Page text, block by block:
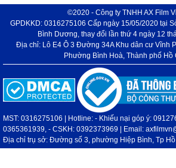
©2020 - Công ty TNHH AX Film
GPDKKD: 0316275106 Cấp ngày 15/05/2020 tại
Bình Dương, thay đổi lần thứ 4 ngày 12
Địa chỉ: Lô E4 Ô 3 Đường 34A Khu dân cư Vĩnh
Phường Bình Hoà, Thành phố Hồ
MST: 0316275106 | Hotline: - Khiếu nại góp ý:
0365361939, - CSKH: 0392373969 | Email:
Địa chỉ trụ sở: Đường số 3, phường Hiệp Bình, Tp Hồ